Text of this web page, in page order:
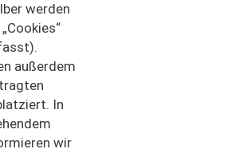
werden
außerdem
In
wir